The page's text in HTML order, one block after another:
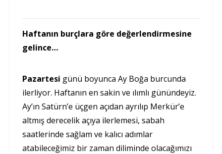
Haftanın burçlara göre değerlendirmesine
gelince…
Pazartesi günü boyunca Ay Boğa burcunda
ilerliyor. Haftanın en sakin ve ılımlı günündeyiz.
Ay’ın Satürn’e üçgen açıdan ayrılıp Merkür’e
altmış derecelik açıya ilerlemesi, sabah
saatlerinde sağlam ve kalıcı adımlar
atabileceğimiz bir zaman diliminde olacağımızı